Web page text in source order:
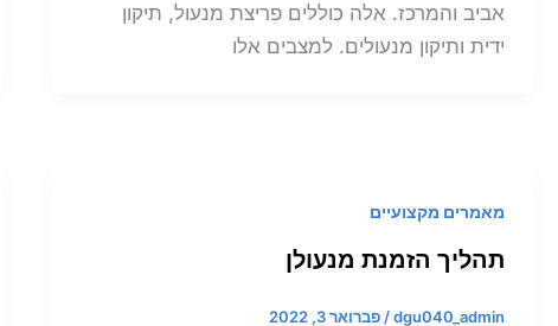
אביב והמרכז. אלה כוללים פריצת מנעול, תיקון
ידית ותיקון מנעולים. למצבים אלו
מאמרים מקצועיים
תהליך הזמנת מנעולן
dgu040_admin
/פברואר 3, 2022